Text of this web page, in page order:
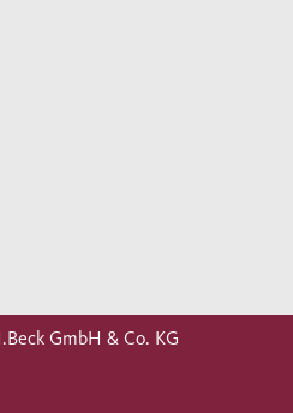
GmbH & Co. KG